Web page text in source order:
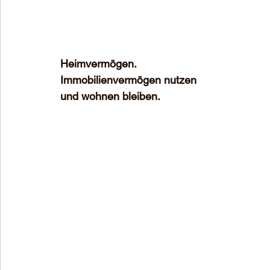
Heimvermögen.
Immobilienvermögen nutzen
und wohnen bleiben.